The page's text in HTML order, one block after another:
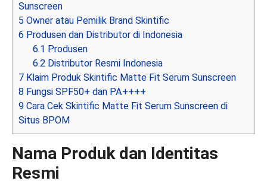
Sunscreen
5 Owner atau Pemilik Brand Skintific
6 Produsen dan Distributor di Indonesia
6.1 Produsen
6.2 Distributor Resmi Indonesia
7 Klaim Produk Skintific Matte Fit Serum Sunscreen
8 Fungsi SPF50+ dan PA++++
9 Cara Cek Skintific Matte Fit Serum Sunscreen di
Situs BPOM
Nama Produk dan Identitas
Resmi